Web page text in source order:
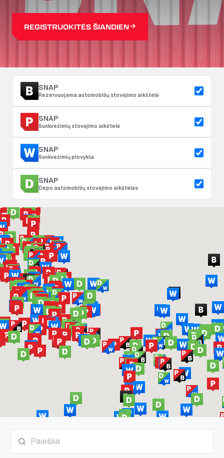
REGISTRUOKITĖS ŠIANDIEN
SNAP
Rezervuojama automobilių stovėjimo aikštelė
SNAP
Sunkvežimių stovėjimo aikštelė
SNAP
Sunkvežimių plovykla
SNAP
Depo automobilių stovėjimo aikštelės